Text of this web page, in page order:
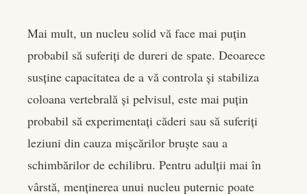
Mai mult, un nucleu solid vă face mai puțin
probabil să suferiți de dureri de spate. Deoarece
susține capacitatea de a vă controla și stabiliza
coloana vertebrală și pelvisul, este mai puțin
probabil să experimentați căderi sau să suferiți
leziuni din cauza mișcărilor bruște sau a
schimbărilor de echilibru. Pentru adulții mai în
vârstă, menținerea unui nucleu puternic poate